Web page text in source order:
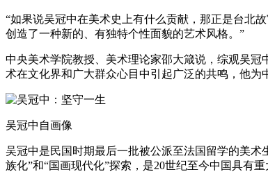
“如果说吴冠中在美术史上有什么贡献，那正是台北
创造了一种新的、有独特个性面貌的艺术风格。”
中央美术学院教授、美术理论家邵大箴说，综观吴
术在文化界和广大群众心目中引起广泛的共鸣，他为
吴冠中自画像
吴冠中是民国时期最后一批被公派至法国留学的美
族化”和“国画现代化”探索，是20世纪至今中国具有